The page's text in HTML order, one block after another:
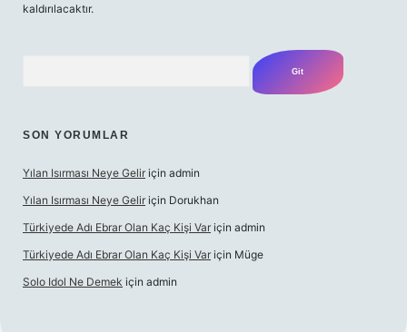
kaldırılacaktır.
SON YORUMLAR
Yılan Isırması Neye Gelir için admin
Yılan Isırması Neye Gelir için Dorukhan
Türkiyede Adı Ebrar Olan Kaç Kişi Var için admin
Türkiyede Adı Ebrar Olan Kaç Kişi Var için Müge
Solo Idol Ne Demek için admin